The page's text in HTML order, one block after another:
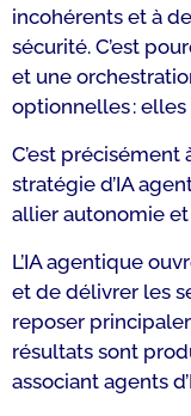
incohérents et à
sécurité. C’est
et une
optionnelles :
C’est
stratégie d’IA
allier autonomie
L’IA agentique
et de délivrer les
reposer
résultats sont
associant agents